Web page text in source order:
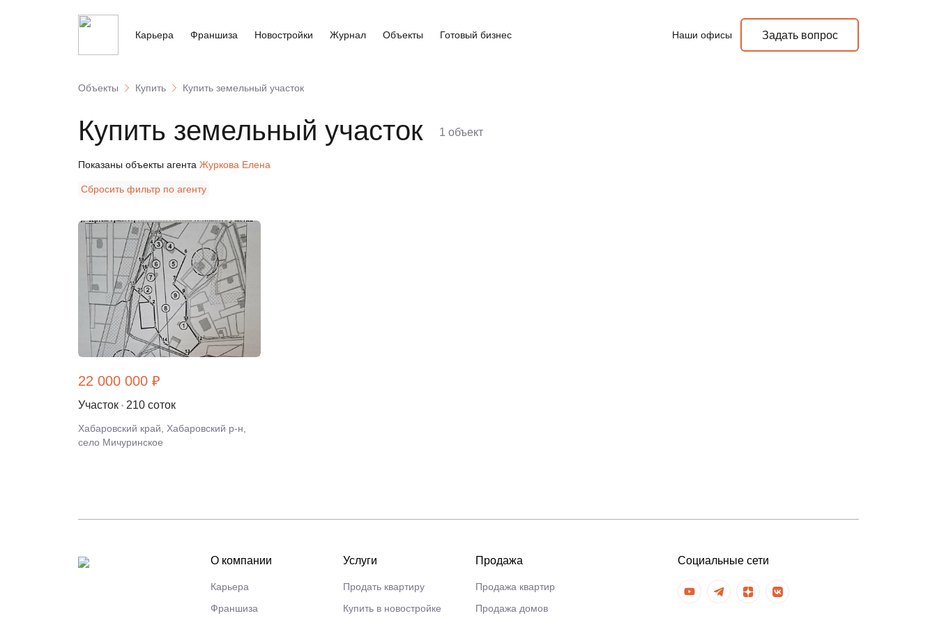
Карьера Франшиза Новостройки Журнал Объекты Готовый бизнес Наши офисы Задать вопрос
Объекты Купить Купить земельный участок
Купить земельный участок 1 объект
Показаны объекты агента Журкова Елена
Сбросить фильтр по агенту
22 000 000 ₽
Участок 210 соток
Хабаровский край, Хабаровский р-н,
село Мичуринское
О компании
Карьера
Франшиза
Услуги
Продать квартиру
Купить в новостройке
Продажа
Продажа квартир
Продажа домов
Социальные сети